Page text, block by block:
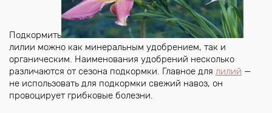
Подкормить
лилии можно как минеральным удобрением, так и
органическим. Наименования удобрений несколько
различаются от сезона подкормки. Главное для лилий —
не использовать для подкормки свежий навоз, он
провоцирует грибковые болезни.